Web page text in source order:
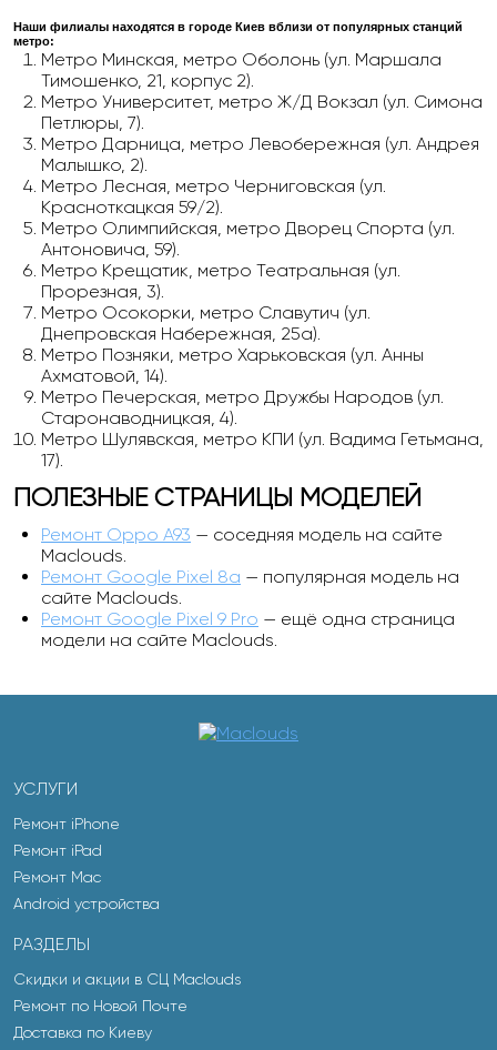
Наши филиалы находятся в городе Киев вблизи от популярных станций
метро:
Метро Минская, метро Оболонь (ул. Маршала
Тимошенко, 21, корпус 2).
Метро Университет, метро Ж/Д Вокзал (ул. Симона
Петлюры, 7).
Метро Дарница, метро Левобережная (ул. Андрея
Малышко, 2).
Метро Лесная, метро Черниговская (ул.
Красноткацкая 59/2).
Метро Олимпийская, метро Дворец Спорта (ул.
Антоновича, 59).
Метро Крещатик, метро Театральная (ул.
Прорезная, 3).
Метро Осокорки, метро Славутич (ул.
Днепровская Набережная, 25а).
Метро Позняки, метро Харьковская (ул. Анны
Ахматовой, 14).
Метро Печерская, метро Дружбы Народов (ул.
Старонаводницкая, 4).
Метро Шулявская, метро КПИ (ул. Вадима Гетьмана,
17).
ПОЛЕЗНЫЕ СТРАНИЦЫ МОДЕЛЕЙ
Ремонт Oppo A93 — соседняя модель на сайте
Maclouds.
Ремонт Google Pixel 8a — популярная модель на
сайте Maclouds.
Ремонт Google Pixel 9 Pro — ещё одна страница
модели на сайте Maclouds.
УСЛУГИ
Ремонт iPhone
Ремонт iPad
Ремонт Mac
Android устройства
РАЗДЕЛЫ
Скидки и акции в СЦ Maclouds
Ремонт по Новой Почте
Доставка по Киеву